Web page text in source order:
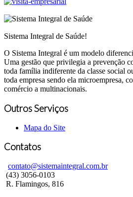
Sistema Integral de Saúde!
O Sistema Integral é um modelo
Uma gestão que privilegia a prevenção
toda família indiferente da classe social
toda empresa sendo ela microempresa,
comércio a multinacionais.
Outros Serviços
Mapa do Site
Contatos
contato@sistemaintegral.com.br
(43) 3056-0103
R. Flamingos, 816